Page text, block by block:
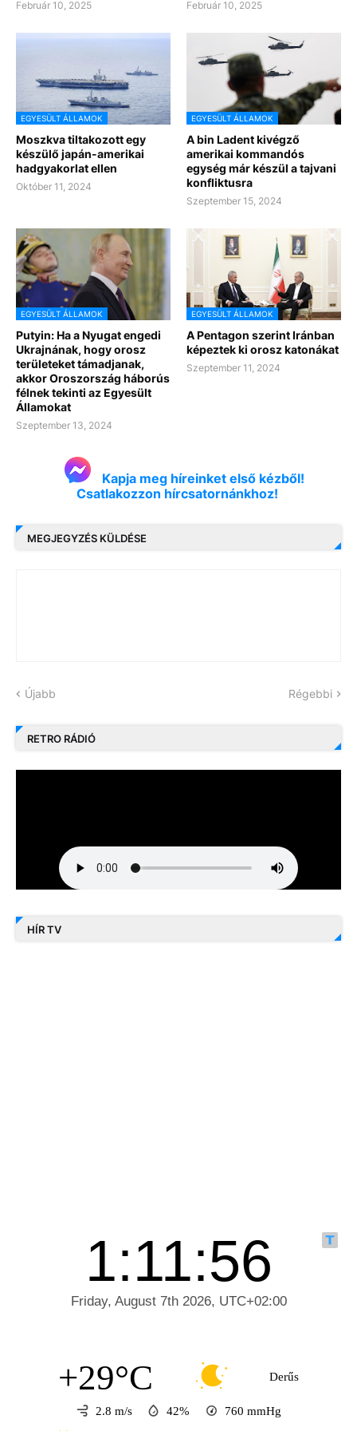
Február 10, 2025 Február 10, 2025
EGYESÜLT ÁLLAMOK
Moszkva tiltakozott egy
készülő japán-amerikai
hadgyakorlat ellen
Október 11, 2024
EGYESÜLT ÁLLAMOK
A bin Ladent kivégző
amerikai kommandós
egység már készül a tajvani
konfliktusra
Szeptember 15, 2024
EGYESÜLT ÁLLAMOK
Putyin: Ha a Nyugat engedi
Ukrajnának, hogy orosz
területeket támadjanak,
akkor Oroszország háborús
félnek tekinti az Egyesült
Államokat
Szeptember 13, 2024
EGYESÜLT ÁLLAMOK
A Pentagon szerint Iránban
képeztek ki orosz katonákat
Szeptember 11, 2024
Kapja meg híreinket első kézből!
Csatlakozzon hírcsatornánkhoz!
MEGJEGYZÉS KÜLDÉSE
Újabb Régebbi
RETRO RÁDIÓ
HÍR TV
+29°C Derűs
2.8 m/s 42% 760 mmHg